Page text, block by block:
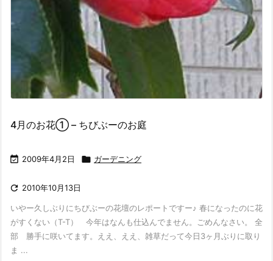
4月のお花① – ちびぶーのお庭
 2009年4月2日  ガーデニング
 2010年10月13日
いやー久しぶりにちびぶーの花壇のレポートですー♪ 春になったのに花
がすくない（T-T） 今年はなんも仕込んでません。ごめんなさい。 全
部 勝手に咲いてます。ええ、ええ、雑草だって今日3ヶ月ぶりに取り
ま ...